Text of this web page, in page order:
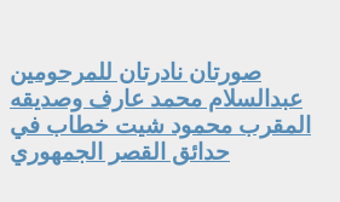
صورتان نادرتان للمرحومين
عبدالسلام محمد عارف وصديقه
المقرب محمود شيت خطاب في
حدائق القصر الجمهوري